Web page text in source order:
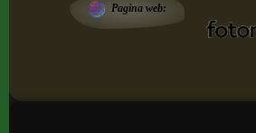
Pagina web: